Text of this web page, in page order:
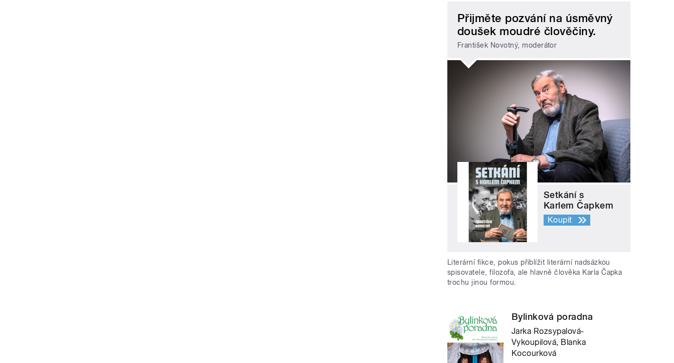
Přijměte pozvání na úsměvný
doušek moudré člověčiny.
František Novotný, moderátor
Setkání s
Karlem Čapkem
Koupit
Literární fikce, pokus přiblížit literární nadsázkou
spisovatele, filozofa, ale hlavně člověka Karla Čapka
trochu jinou formou.
Bylinková poradna
Jarka Rozsypalová-
Vykoupilová, Blanka
Kocourková